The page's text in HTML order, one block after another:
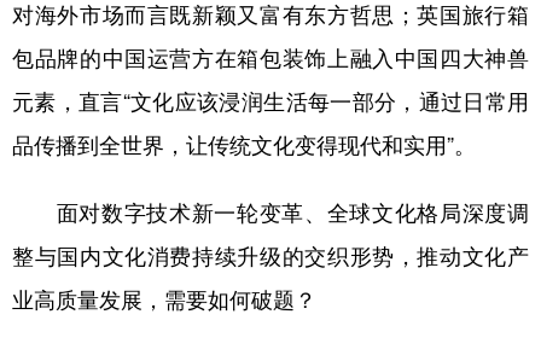
对海外市场而言既新颖又富有东方哲思；英国旅行箱
包品牌的中国运营方在箱包装饰上融入中国四大神兽
元素，直言“文化应该浸润生活每一部分，通过日常用
品传播到全世界，让传统文化变得现代和实用”。
面对数字技术新一轮变革、全球文化格局深度调
整与国内文化消费持续升级的交织形势，推动文化产
业高质量发展，需要如何破题？